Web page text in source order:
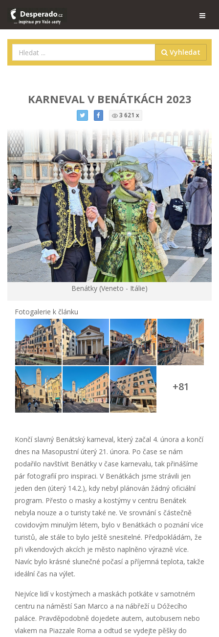
Vyhledat
KARNEVAL V BENÁTKÁCH 2023
3 621 x
Benátky (Veneto - Itálie)
Fotogalerie k článku
+81
Končí slavný Benátský karneval, který začal 4. února a končí
dnes na Masopustní úterý 21. února. Po čase se nám
podařilo navštívit Benátky v čase karnevalu, tak přinášíme
pár fotografií pro inspiraci. V Benátkách jsme strávili jen
jeden den (úterý 14.2.), kdy nebyl plánován žádný oficiální
program. Přesto o masky a kostýmy v centru Benátek
nebyla nouze a o turisty také ne. Ve srovnání s částečně
covidovým minulým létem, bylo v Benátkách o poznání více
turistů, ale stále to bylo ještě snesitelné. Předpokládám, že
při víkendových akcích je město naplněno výrazně více.
Navíc bylo krásné slunečné počasí a příjemná teplota, takže
ideální čas na výlet.
Nejvíce lidí v kostýmech a maskách potkáte v samotném
centru na náměstí San Marco a na nábřeží u Dóžecího
paláce. Pravděpodobně dojedete autem, autobusem nebo
vlakem na Piazzale Roma a odtud se vydejte pěšky do